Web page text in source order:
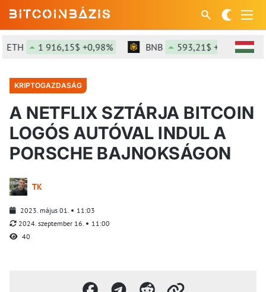
1 916,15$ +0,98% BNB 593,21$ +1,05%
KRIPTOGAZDASÁG
A NETFLIX SZTÁRJA BITCOIN
LOGÓS AUTÓVAL INDUL A
PORSCHE BAJNOKSÁGON
TK
2023. május 01.
11:03
2024. szeptember 16.
11:00
40